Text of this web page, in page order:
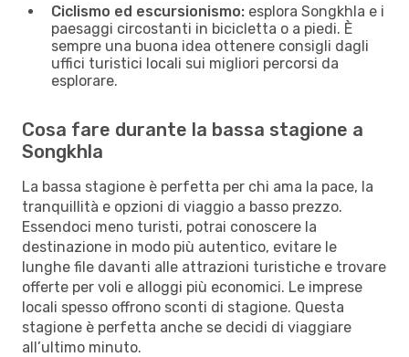
Ciclismo ed escursionismo: esplora Songkhla e i
paesaggi circostanti in bicicletta o a piedi. È
sempre una buona idea ottenere consigli dagli
uffici turistici locali sui migliori percorsi da
esplorare.
Cosa fare durante la bassa stagione a
Songkhla
La bassa stagione è perfetta per chi ama la pace, la
tranquillità e opzioni di viaggio a basso prezzo.
Essendoci meno turisti, potrai conoscere la
destinazione in modo più autentico, evitare le
lunghe file davanti alle attrazioni turistiche e trovare
offerte per voli e alloggi più economici. Le imprese
locali spesso offrono sconti di stagione. Questa
stagione è perfetta anche se decidi di viaggiare
all’ultimo minuto.